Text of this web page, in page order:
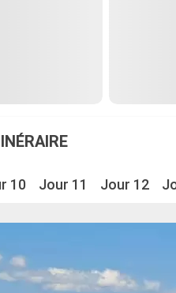
10 Jour 11 Jour 12